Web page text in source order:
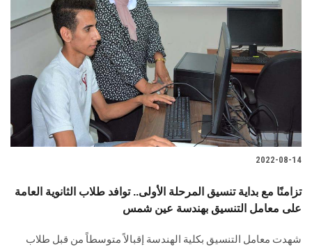
2022-08-14
تزامنًا مع بداية تنسيق المرحلة الأولى.. توافد طلاب الثانوية العامة
على معامل التنسيق بهندسة عين شمس
شهدت معامل التنسيق بكلية الهندسة إقبالاً متوسطاً من قبل طلاب